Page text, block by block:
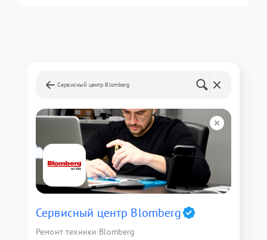
Сервисный центр Blomberg
Сервисный центр Blomberg
Ремонт техники Blomberg